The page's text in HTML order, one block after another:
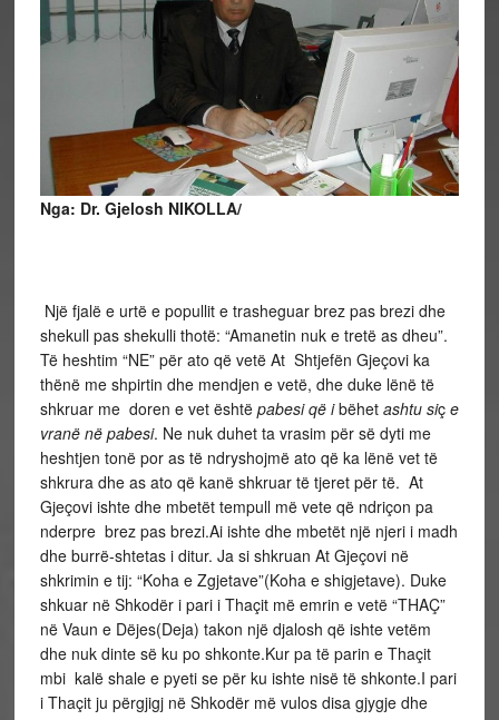
Nga: Dr. Gjelosh NIKOLLA/
Një fjalë e urtë e popullit e trasheguar brez pas brezi dhe
shekull pas shekulli thotë: “Amanetin nuk e tretë as dheu”.
Të heshtim “NE” për ato që vetë At Shtjefën Gjeçovi ka
thënë me shpirtin dhe mendjen e vetë, dhe duke lënë të
shkruar me doren e vet është pabesi që ibëhetashtu siçe
vranë në pabesi. Ne nuk duhet ta vrasim për së dyti me
heshtjen tonë por as të ndryshojmë ato që ka lënë vet të
shkrura dhe as ato që kanë shkruar të tjeret për të. At
Gjeçovi ishte dhe mbetët tempull më vete që ndriçon pa
nderpre brez pas brezi.Ai ishte dhe mbetët një njeri i madh
dhe burrë-shtetas i ditur. Ja si shkruan At Gjeçovi në
shkrimin e tij: “Koha e Zgjetave”(Koha e shigjetave). Duke
shkuar në Shkodër i pari i Thaçit më emrin e vetë “THAÇ”
në Vaun e Dëjes(Deja) takon një djalosh që ishte vetëm
dhe nuk dinte së ku po shkonte.Kur pa të parin e Thaçit
mbi kalë shale e pyeti se për ku ishte nisë të shkonte.I pari
i Thaçit ju përgjigj në Shkodër më vulos disa gjygje dhe